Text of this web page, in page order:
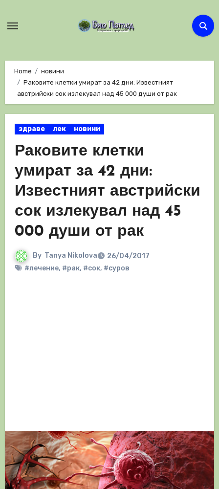
Home
новини
Раковите клетки умират за 42 дни: Известният
австрийски сок излекувал над 45 000 души от рак
здраве лек новини
Раковите клетки
умират за 42 дни:
Известният австрийски
сок излекувал над 45
000 души от рак
By Tanya Nikolova
26/04/2017
#лечение, #рак, #сок, #суров